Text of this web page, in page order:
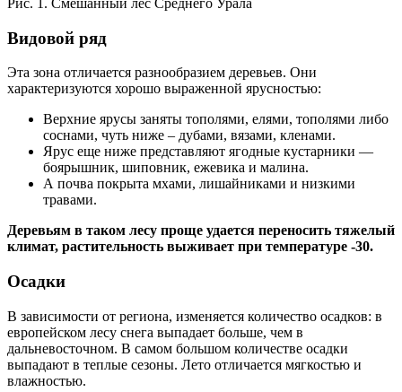
Рис. 1. Смешанный лес Среднего Урала
Видовой ряд
Эта зона отличается разнообразием деревьев. Они
характеризуются хорошо выраженной ярусностью:
Верхние ярусы заняты тополями, елями, тополями либо
соснами, чуть ниже – дубами, вязами, кленами.
Ярус еще ниже представляют ягодные кустарники —
боярышник, шиповник, ежевика и малина.
А почва покрыта мхами, лишайниками и низкими
травами.
Деревьям в таком лесу проще удается переносить тяжелый
климат, растительность выживает при температуре -30.
Осадки
В зависимости от региона, изменяется количество осадков: в
европейском лесу снега выпадает больше, чем в
дальневосточном. В самом большом количестве осадки
выпадают в теплые сезоны. Лето отличается мягкостью и
влажностью.